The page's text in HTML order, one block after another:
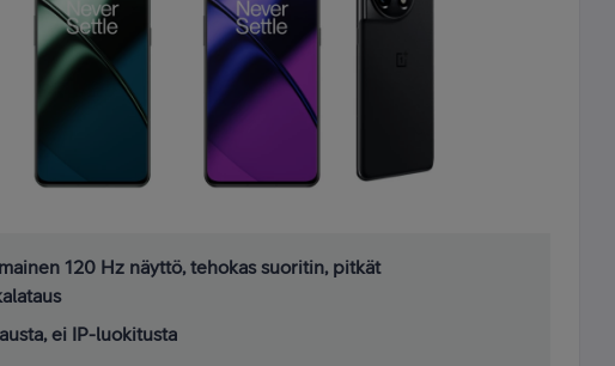
120 Hz näyttö, tehokas suoritin, pitkät
ei IP-luokitusta